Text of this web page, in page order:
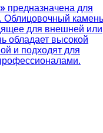
предназначена для
Облицовочный камень
для внешней или
обладает высокой
и подходят для